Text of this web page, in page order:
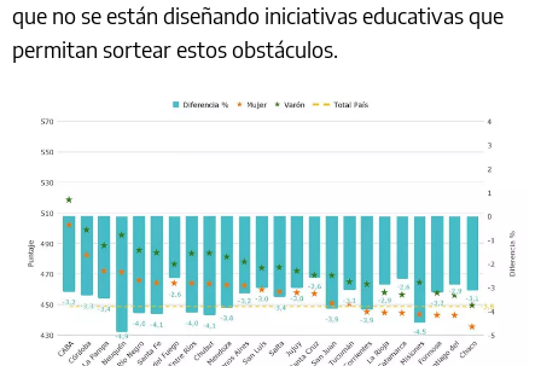
que no se están diseñando iniciativas educativas que
permitan sortear estos obstáculos.